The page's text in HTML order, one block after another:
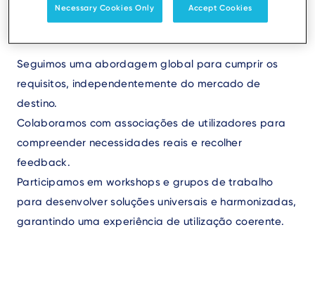
software.
Seguimos uma abordagem global para cumprir os
requisitos, independentemente do mercado de
destino.
Colaboramos com associações de utilizadores para
compreender necessidades reais e recolher
feedback.
Participamos em workshops e grupos de trabalho
para desenvolver soluções universais e harmonizadas,
garantindo uma experiência de utilização coerente.
Necessary Cookies Only Accept Cookies